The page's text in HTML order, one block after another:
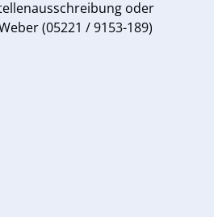
oder
(05221 / 9153-189)